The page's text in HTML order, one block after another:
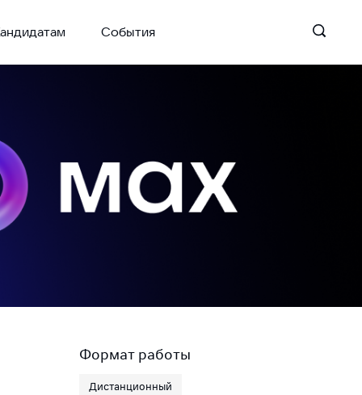
События
Формат работы
Дистанционный